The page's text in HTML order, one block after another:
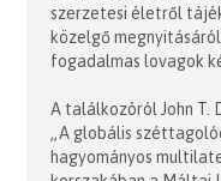
szerzetesi életről
közelgő
fogadalmas lovagok
A találkozóról John T.
„A globális
hagyományos